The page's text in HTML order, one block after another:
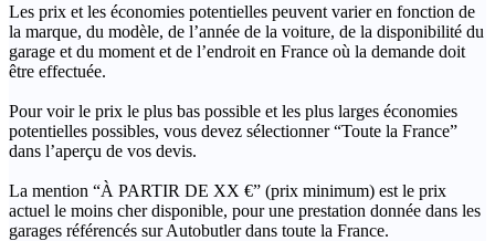
Les prix et les économies potentielles peuvent varier en fonction de
la marque, du modèle, de l’année de la voiture, de la disponibilité du
garage et du moment et de l’endroit en France où la demande doit
être effectuée.
Pour voir le prix le plus bas possible et les plus larges économies
potentielles possibles, vous devez sélectionner “Toute la France”
dans l’aperçu de vos devis.
La mention “À PARTIR DE XX €” (prix minimum) est le prix
actuel le moins cher disponible, pour une prestation donnée dans les
garages référencés sur Autobutler dans toute la France.